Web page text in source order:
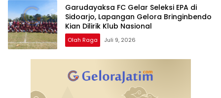
Garudayaksa FC Gelar Seleksi EPA di
Sidoarjo, Lapangan Gelora Bringinbendo
Kian Dilirik Klub Nasional
Olah Raga Juli 9, 2026